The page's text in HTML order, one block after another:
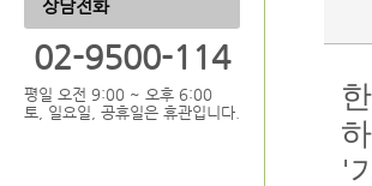
상담전화
02-9500-114
평일 오전 9:00 ~ 오후 6:00
토, 일요일, 공휴일은 휴관입니다.
하
'